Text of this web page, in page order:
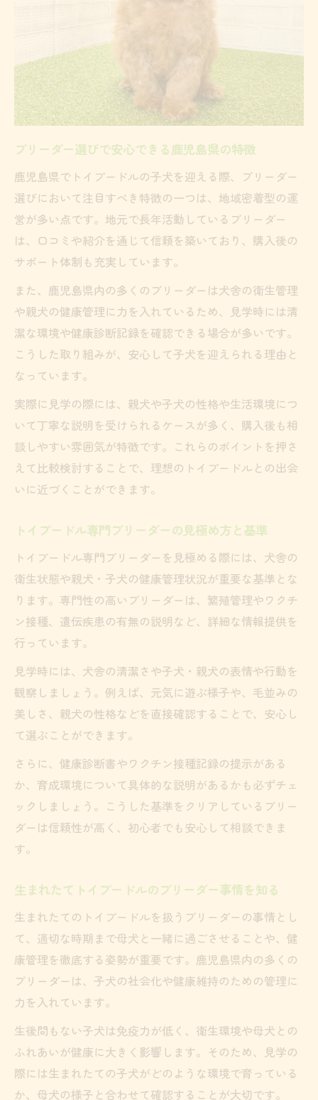
健康な子犬を選ぶブリーダーのチェック方
法
10万円以下でも安心できる子犬選びの視点
みんなのブリーダー鹿児島活用のポイント
紹介
健康な子犬を迎えるために確認すべき育成環境
ブリーダーが実践する育成環境の見極め方
トイプードル育成で重視すべき衛生と管理
母犬と子犬の関係をブリーダーに確認しよ
う
室内飼育かどうかブリーダーに直接聞く重
要性
健康チェックに強いブリーダーの特徴を解
説
安心してトイプードルを迎えるブリーダー探し
ブリーダー選びで重視すべき安心材料とは
何か
鹿児島で見学可能なブリーダーの探し方
オンラインで比較できるブリーダー情報の
活用
解説
ブリーダーとの信頼関係を築くコミュニケ
ーション術
見学可能な鹿児島県内ブリーダーの選び方とは
ト
トイプードルの親犬を直接見学するメリッ
ト
見学時にブリーダーへ確認すべき質問集
視点
ブリーダー評価や口コミの活用方法とは
トイプードルの個体差を見極める比較ポイ
ント
育成環境の違いが子犬に与える影響を知る
ブリーダー選びで安心できる鹿児島県の特徴
鹿児島県でトイプードルの子犬を迎える際、ブリーダー
選びにおいて注目すべき特徴の一つは、地域密着型の運
営が多い点です。地元で長年活動しているブリーダー
は、口コミや紹介を通じて信頼を築いており、購入後の
サポート体制も充実しています。
また、鹿児島県内の多くのブリーダーは犬舎の衛生管理
や親犬の健康管理に力を入れているため、見学時には清
潔な環境や健康診断記録を確認できる場合が多いです。
こうした取り組みが、安心して子犬を迎えられる理由と
なっています。
実際に見学の際には、親犬や子犬の性格や生活環境につ
いて丁寧な説明を受けられるケースが多く、購入後も相
談しやすい雰囲気が特徴です。これらのポイントを押さ
えて比較検討することで、理想のトイプードルとの出会
いに近づくことができます。
トイプードル専門ブリーダーの見極め方と基準
トイプードル専門ブリーダーを見極める際には、犬舎の
衛生状態や親犬・子犬の健康管理状況が重要な基準とな
ります。専門性の高いブリーダーは、繁殖管理やワクチ
ン接種、遺伝疾患の有無の説明など、詳細な情報提供を
行っています。
見学時には、犬舎の清潔さや子犬・親犬の表情や行動を
観察しましょう。例えば、元気に遊ぶ様子や、毛並みの
美しさ、親犬の性格などを直接確認することで、安心し
て選ぶことができます。
さらに、健康診断書やワクチン接種記録の提示がある
か、育成環境について具体的な説明があるかも必ずチェ
ックしましょう。こうした基準をクリアしているブリー
ダーは信頼性が高く、初心者でも安心して相談できま
す。
生まれたてトイプードルのブリーダー事情を知る
生まれたてのトイプードルを扱うブリーダーの事情とし
て、適切な時期まで母犬と一緒に過ごさせることや、健
康管理を徹底する姿勢が重要です。鹿児島県内の多くの
ブリーダーは、子犬の社会化や健康維持のための管理に
力を入れています。
生後間もない子犬は免疫力が低く、衛生環境や母犬との
ふれあいが健康に大きく影響します。そのため、見学の
際には生まれたての子犬がどのような環境で育っている
か、母犬の様子と合わせて確認することが大切です。